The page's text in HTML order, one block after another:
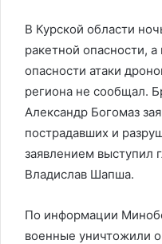
В Курской области
ракетной опасности,
опасности атаки
региона не сообщал.
Александр Богомаз
пострадавших и
заявлением выступил
Владислав Шапша.
По информации
военные уничтожили